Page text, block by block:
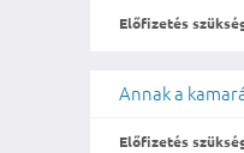
Előfizetés
Annak a
Előfizetés